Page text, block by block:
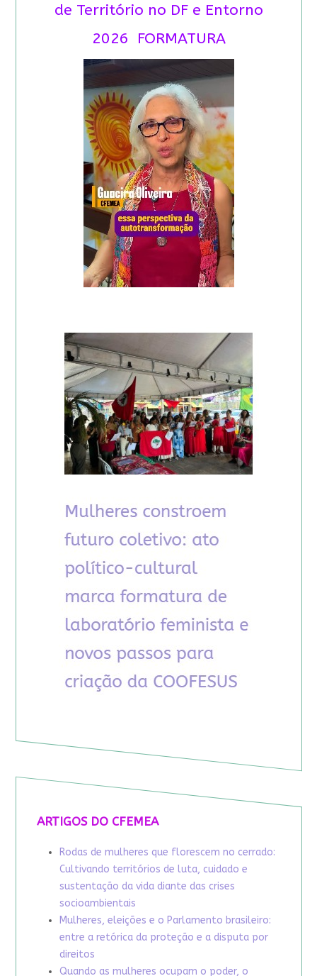
de Território no DF e Entorno
2026 FORMATURA
ARTIGOS DO CFEMEA
Rodas de mulheres que florescem no cerrado:
Cultivando territórios de luta, cuidado e
sustentação da vida diante das crises
socioambientais
Mulheres, eleições e o Parlamento brasileiro:
entre a retórica da proteção e a disputa por
direitos
Quando as mulheres ocupam o poder, o